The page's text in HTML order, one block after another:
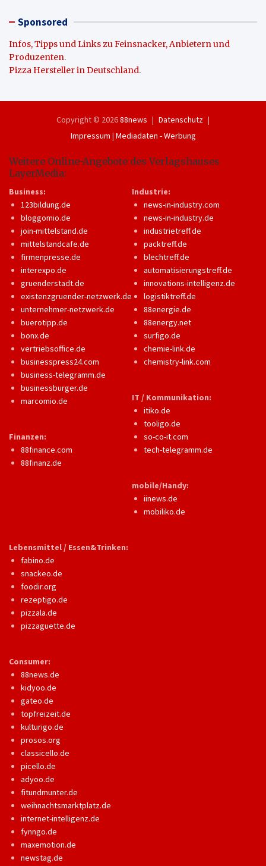
Sponsored
Infos, Tipps und Links zu Feinsnacker, Anbietern und
Produzenten.
Pizza Hersteller in Deutschland.
Copyright © 202688news
Datenschutz
Impressum | Mediadaten - Werbung
Weitere Online-Angebote des Verlagshauses
LayerMedia:
Business:
123bildung.de
bloggomio.de
join-mittelstand.de
mittelstandcafe.de
firmenpresse.de
interexpo.de
gruenderstadt.de
existenzgruender-netzwerk.de
unternehmer-netzwerk.de
buerotipp.de
bonx.de
vertriebsoffice.de
businesspress24.com
business-telegramm.de
businessburger.de
marcomio.de
Finanzen:
88finance.com
88finanz.de
Industrie:
news-in-industry.com
news-in-industry.de
industrietreff.de
packtreff.de
blechtreff.de
automatisierungstreff.de
innovations-intelligenz.de
logistiktreff.de
88energie.de
88energy.net
surfigo.de
chemie-link.de
chemistry-link.com
IT / Kommunikation:
itiko.de
tooligo.de
so-co-it.com
tech-telegramm.de
mobile/Handy:
iinews.de
mobiliko.de
Lebensmittel / Essen&Trinken:
fabino.de
snackeo.de
foodir.org
rezeptigo.de
pizzala.de
pizzaguette.de
Consumer:
88news.de
kidyoo.de
gateo.de
topfreizeit.de
kulturigo.de
prosos.org
classicello.de
picello.de
adyoo.de
fitundmunter.de
weihnachtsmarktplatz.de
internet-intelligenz.de
fynngo.de
maxemotion.de
newstag.de